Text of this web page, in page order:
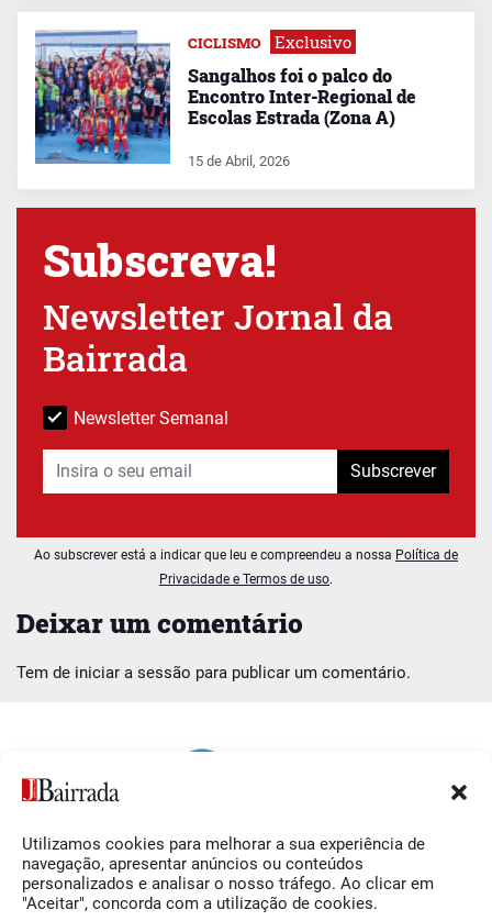
Utilizamos cookies para melhorar a sua experiência de
navegação, apresentar anúncios ou conteúdos
personalizados e analisar o nosso tráfego. Ao clicar em
"Aceitar", concorda com a utilização de cookies.
Deixar um comentário
Tem de iniciar a sessão para publicar um comentário.
CICLISMO Exclusivo
Sangalhos foi o palco do
Encontro Inter-Regional de
Escolas Estrada (Zona A)
15 de Abril, 2026
Subscreva!
Newsletter Jornal da
Bairrada
Newsletter Semanal
Subscrever
Ao subscrever está a indicar que leu e compreendeu a nossa Política de
Privacidade e Termos de uso.
Siga-nos
Facebook
O Jornal da Bairrada
Contactos